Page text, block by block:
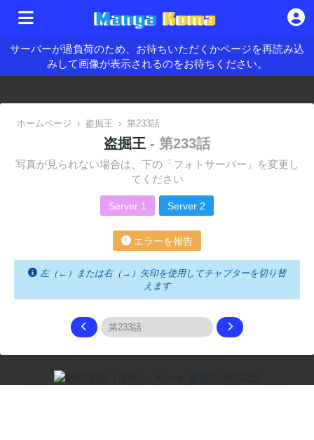
サーバーが過負荷のため、お待ちいただくかページを再読み込
みして画像が表示されるのをお待ちください。
ホームページ › 盗掘王 › 第233話
盗掘王 - 第233話
写真が見られない場合は、下の「フォトサーバー」を変更し
てください
Server 1 Server 2
エラーを報告
左（←）または右（→）矢印を使用してチャプターを切り替
えます